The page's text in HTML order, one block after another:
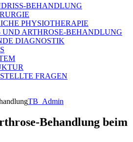
BEHANDLUNG
PHYSIOTHERAPIE
UND ARTHROSE-BEHANDLUNG
DIAGNOSTIK
FRAGEN
TB_Admin
Behandlung beim